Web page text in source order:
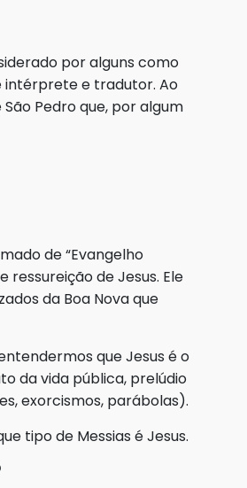
por alguns como
intérprete e tradutor. Ao
Pedro que, por algum
de “Evangelho
de Jesus. Ele
da Boa Nova que
que Jesus é o
da vida pública, prelúdio
exorcismos, parábolas).
tipo de Messias é Jesus.